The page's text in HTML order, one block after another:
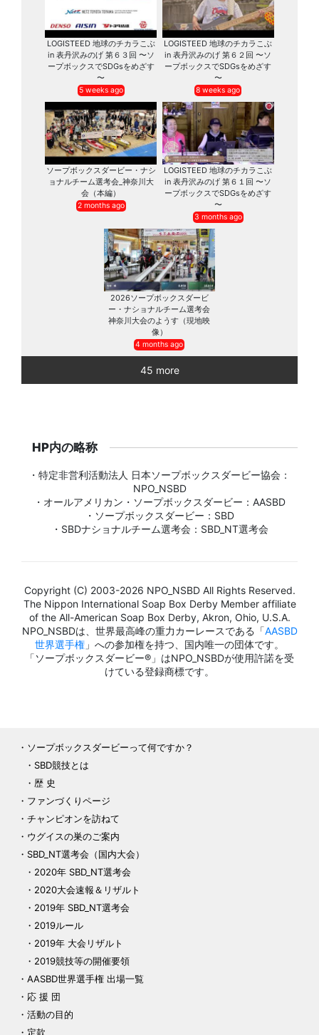
LOGISTEED 地球のチカラこぶ
in 表丹沢みのげ 第６３回 〜ソ
ープボックスでSDGsをめざす
〜
5 weeks ago
LOGISTEED 地球のチカラこぶ
in 表丹沢みのげ 第６２回 〜ソ
ープボックスでSDGsをめざす
〜
8 weeks ago
ソープボックスダービー・ナシ
ョナルチーム選考会_神奈川大
会（本編）
2 months ago
LOGISTEED 地球のチカラこぶ
in 表丹沢みのげ 第６１回 〜ソ
ープボックスでSDGsをめざす
〜
3 months ago
2026ソープボックスダービ
ー・ナショナルチーム選考会
神奈川大会のようす（現地映
像）
4 months ago
45 more
HP内の略称
・特定非営利活動法人 日本ソープボックスダービー協会：
NPO_NSBD
・オールアメリカン・ソープボックスダービー：AASBD
・ソープボックスダービー：SBD
・SBDナショナルチーム選考会：SBD_NT選考会
Copyright (C) 2003-2026 NPO_NSBD All Rights Reserved.
The Nippon International Soap Box Derby Member affiliate
of the All-American Soap Box Derby, Akron, Ohio, U.S.A.
NPO_NSBDは、世界最高峰の重力カーレースである「AASBD
世界選手権 」への参加権を持つ、国内唯一の団体です。
「ソープボックスダービー®」はNPO_NSBDが使用許諾を受
けている登録商標です。
ソープボックスダービーって何ですか？
SBD競技とは
歴 史
ファンづくりページ
チャンピオンを訪ねて
ウグイスの巣のご案内
SBD_NT選考会（国内大会）
2020年 SBD_NT選考会
2020大会速報＆リザルト
2019年 SBD_NT選考会
2019ルール
2019年 大会リザルト
2019競技等の開催要領
AASBD世界選手権 出場一覧
応 援 団
活動の目的
定款